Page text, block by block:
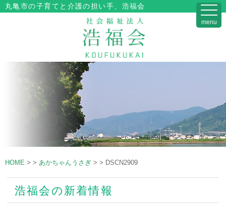
丸亀市の子育てと介護の担い手、浩福会
HOME > > あかちゃんうさぎ > > DSCN2909
浩福会の新着情報
menu